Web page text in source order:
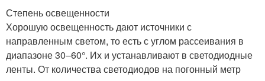
Степень освещенности
Хорошую освещенность дают источники с
направленным светом, то есть с углом рассеивания в
диапазоне 30–60°. Их и устанавливают в светодиодные
ленты. От количества светодиодов на погонный метр